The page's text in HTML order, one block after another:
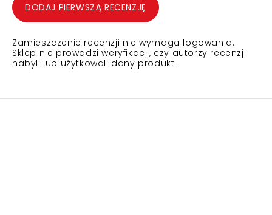
DODAJ PIERWSZĄ RECENZJĘ
Zamieszczenie recenzji nie wymaga logowania.
Sklep nie prowadzi weryfikacji, czy autorzy recenzji
nabyli lub użytkowali dany produkt.